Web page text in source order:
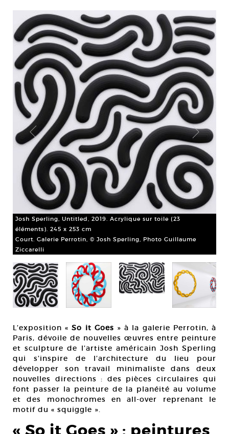
Josh Sperling, Untitled, 2019. Acrylique sur toile (23
éléments). 245 x 253 cm
Court. Galerie Perrotin, © Josh Sperling, Photo Guillaume
Ziccarelli
L’exposition «So it Goes » à la galerie Perrotin, à
Paris, dévoile de nouvelles œuvres entre peinture
et sculpture de l’artiste américain Josh Sperling
qui s’inspire de l’architecture du lieu pour
développer son travail minimaliste dans deux
nouvelles directions : des pièces circulaires qui
font passer la peinture de la planéité au volume
et des monochromes en all-over reprenant le
motif du « squiggle ».